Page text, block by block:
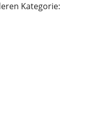
Kategorie: